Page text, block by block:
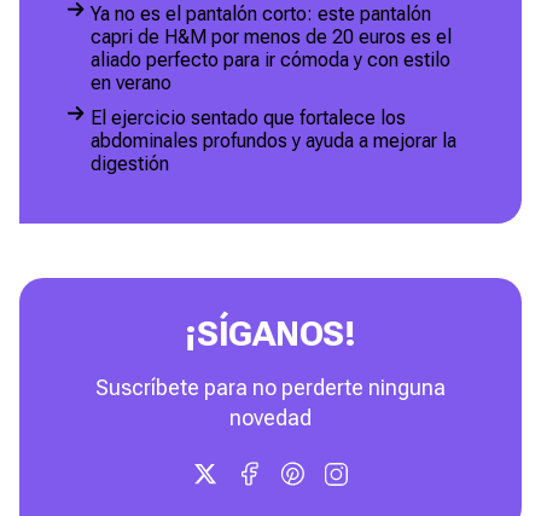
Ya no es el pantalón corto: este pantalón
capri de H&M por menos de 20 euros es el
aliado perfecto para ir cómoda y con estilo
en verano
El ejercicio sentado que fortalece los
abdominales profundos y ayuda a mejorar la
digestión
¡SÍGANOS!
Suscríbete para no perderte ninguna
novedad